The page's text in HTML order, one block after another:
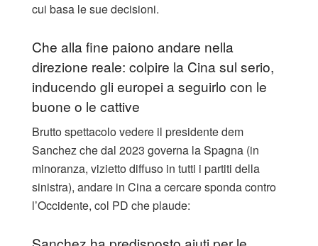
cui basa le sue decisioni.
Che alla fine paiono andare nella
direzione reale: colpire la Cina sul serio,
inducendo gli europei a seguirlo con le
buone o le cattive
Brutto spettacolo vedere il presidente dem
Sanchez che dal 2023 governa la Spagna (in
minoranza, vizietto diffuso in tutti i partiti della
sinistra), andare in Cina a cercare sponda contro
l’Occidente, col PD che plaude: